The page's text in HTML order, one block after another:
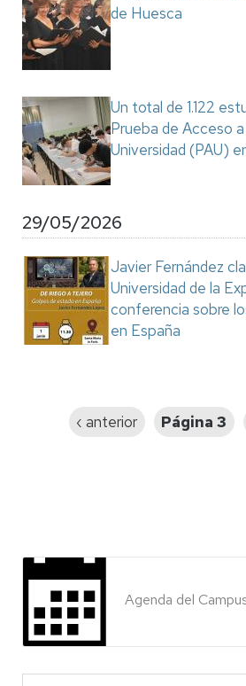
de Huesca
Un total de 1.122
Prueba de Acceso a
Universidad (PAU)
29/05/2026
Javier Fernández
Universidad de la
conferencia sobre
en España
Página
‹ anterior Página 3
Agenda del